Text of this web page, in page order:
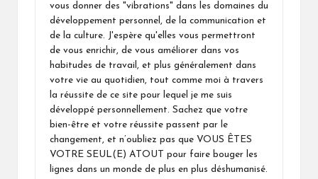
vous donner des "vibrations" dans les domaines du
développement personnel, de la communication et
de la culture. J'espère qu'elles vous permettront
de vous enrichir, de vous améliorer dans vos
habitudes de travail, et plus généralement dans
votre vie au quotidien, tout comme moi à travers
la réussite de ce site pour lequel je me suis
développé personnellement. Sachez que votre
bien-être et votre réussite passent par le
changement, et n’oubliez pas que VOUS ÊTES
VOTRE SEUL(E) ATOUT pour faire bouger les
lignes dans un monde de plus en plus déshumanisé.